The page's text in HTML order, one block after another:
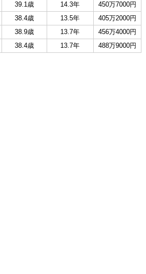
39.1歳 14.3年
450万7000円
38.4歳 13.5年
405万2000円
38.9歳 13.7年
456万4000円
38.4歳 13.7年 488万9000円